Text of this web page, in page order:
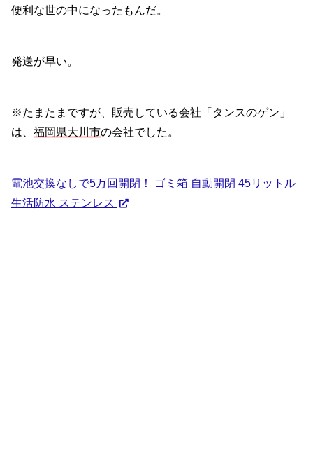
便利な世の中になったもんだ。
発送が早い。
※たまたまですが、販売している会社「タンスのゲン」
は、 福岡県大川市の会社でした。
電池交換なしで5万回開閉！ ゴミ箱 自動開閉 45リットル
生活防水 ステンレス